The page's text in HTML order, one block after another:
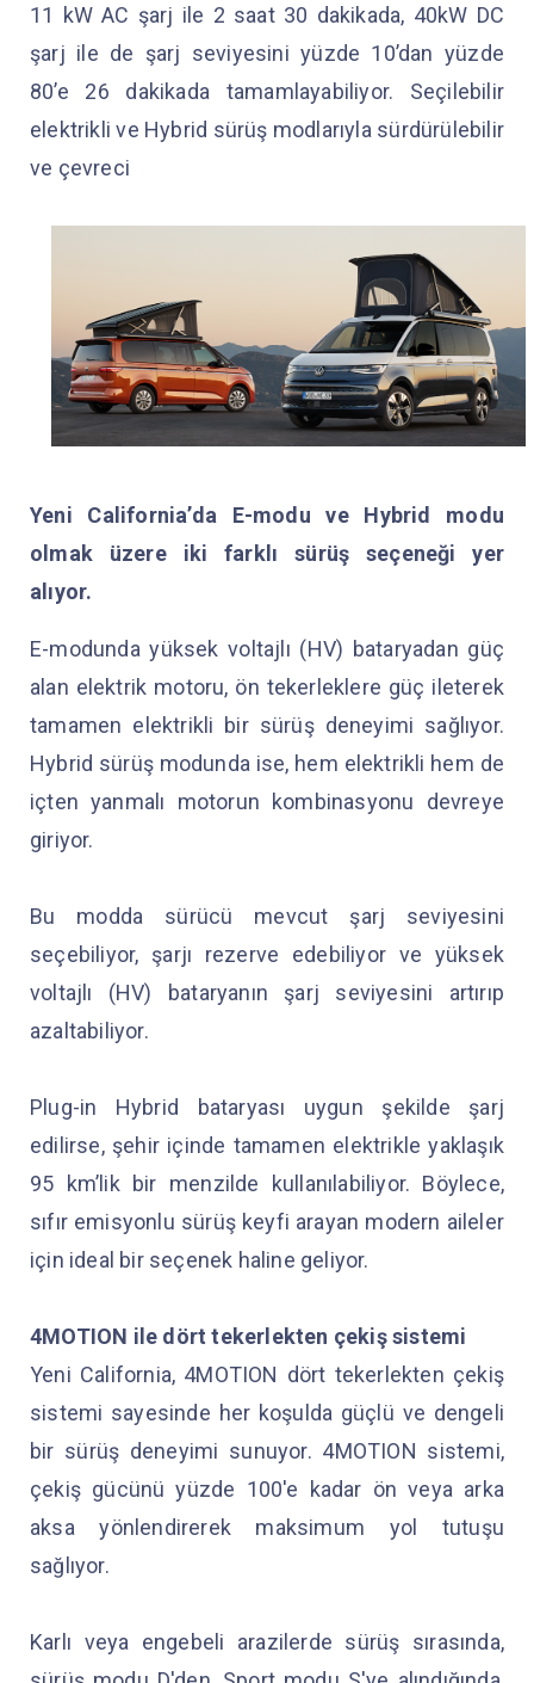
11 kW AC şarj ile 2 saat 30 dakikada, 40kW DC
şarj ile de şarj seviyesini yüzde 10’dan yüzde
80’e 26 dakikada tamamlayabiliyor. Seçilebilir
elektrikli ve Hybrid sürüş modlarıyla sürdürülebilir
ve çevreci
Yeni California’da E-modu ve Hybrid modu
olmak üzere iki farklı sürüş seçeneği yer
alıyor.
E-modunda yüksek voltajlı (HV) bataryadan güç
alan elektrik motoru, ön tekerleklere güç ileterek
tamamen elektrikli bir sürüş deneyimi sağlıyor.
Hybrid sürüş modunda ise, hem elektrikli hem de
içten yanmalı motorun kombinasyonu devreye
giriyor.
Bu modda sürücü mevcut şarj seviyesini
seçebiliyor, şarjı rezerve edebiliyor ve yüksek
voltajlı (HV) bataryanın şarj seviyesini artırıp
azaltabiliyor.
Plug-in Hybrid bataryası uygun şekilde şarj
edilirse, şehir içinde tamamen elektrikle yaklaşık
95 km’lik bir menzilde kullanılabiliyor. Böylece,
sıfır emisyonlu sürüş keyfi arayan modern aileler
için ideal bir seçenek haline geliyor.
4MOTION ile dört tekerlekten çekiş sistemi
Yeni California, 4MOTION dört tekerlekten çekiş
sistemi sayesinde her koşulda güçlü ve dengeli
bir sürüş deneyimi sunuyor. 4MOTION sistemi,
çekiş gücünü yüzde 100'e kadar ön veya arka
aksa yönlendirerek maksimum yol tutuşu
sağlıyor.
Karlı veya engebeli arazilerde sürüş sırasında,